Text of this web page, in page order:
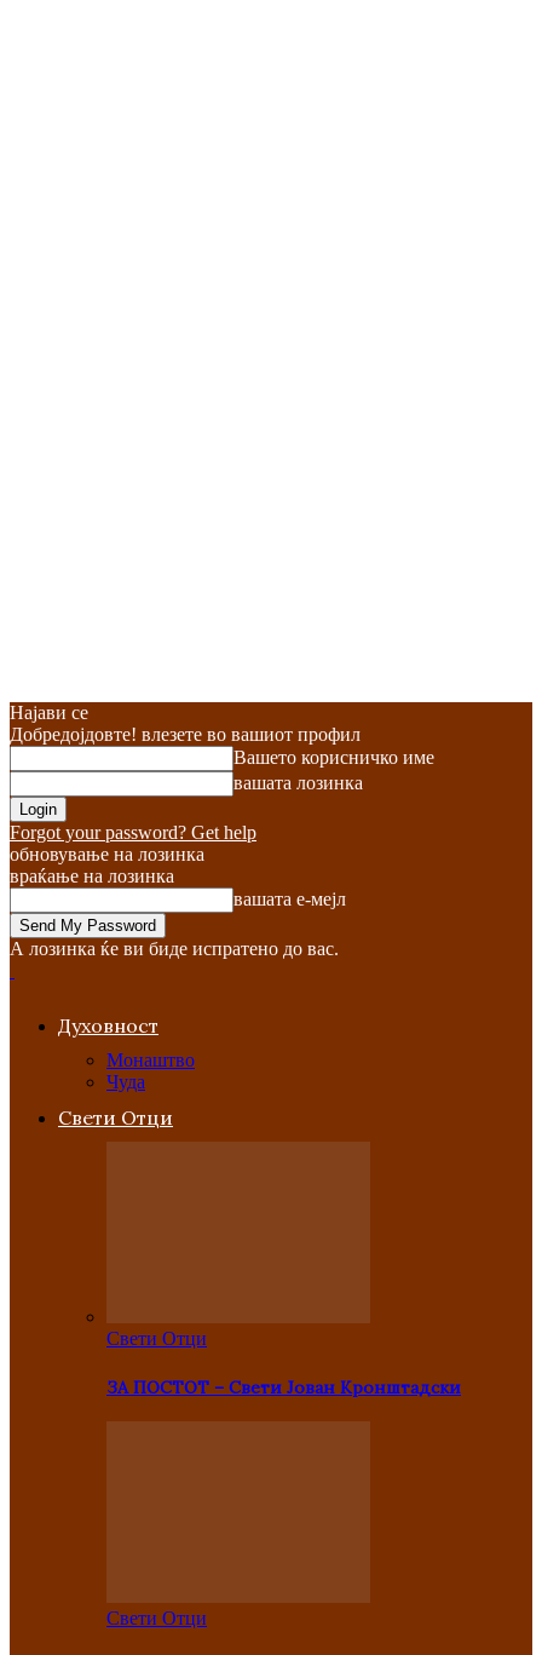
Најави се
Добредојдовте! влезете во вашиот профил
Вашето корисничко име
вашата лозинка
Forgot your password? Get help
обновување на лозинка
враќање на лозинка
вашата е-мејл
А лозинка ќе ви биде испратено до вас.
Духовност
Монаштво
Чуда
Свети Отци
Свети Отци
ЗА ПОСТОТ – Свети Јован Кронштадски
Свети Отци